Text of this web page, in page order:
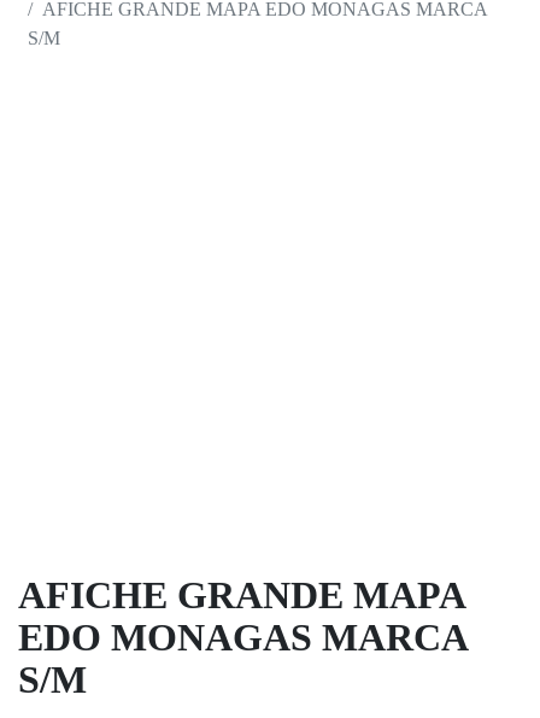
AFICHE GRANDE MAPA EDO MONAGAS MARCA
S/M
AFICHE GRANDE MAPA
EDO MONAGAS MARCA
S/M